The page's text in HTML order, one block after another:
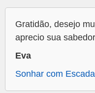
Gratidão, desejo
aprecio sua
Eva
Sonhar com